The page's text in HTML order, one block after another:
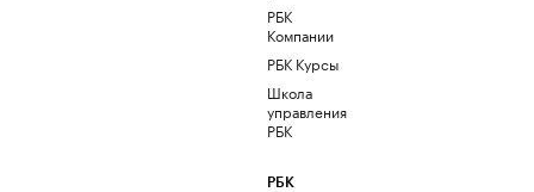
РБК
Компании
РБК Курсы
Школа
управления
РБК
РБК